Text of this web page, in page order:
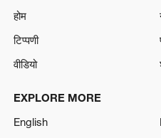
होम
टिप्पणी
वीडियो
EXPLORE MORE
English